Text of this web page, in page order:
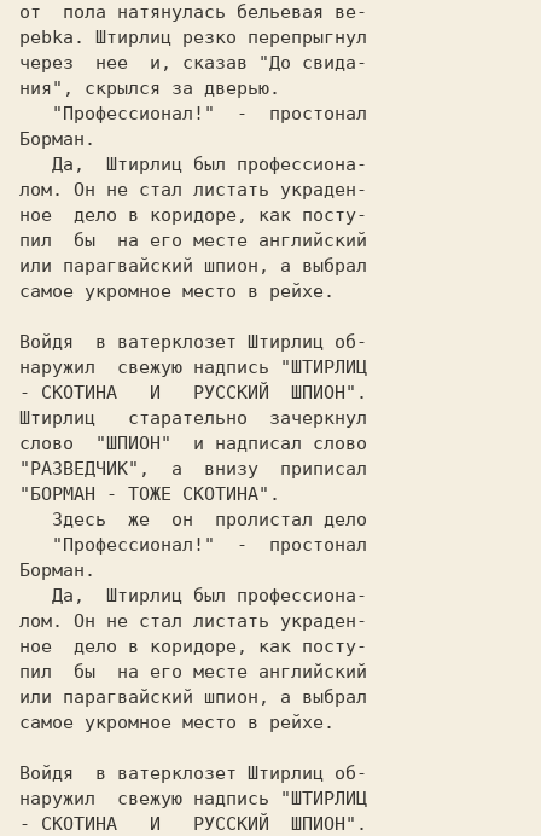
от  пола натянулась бельевaя ве-
pebka. Штирлиц резко перепрыгнул
через  нее  и, сказав "До свида-
лом. Он не стал листать украден-
ное  дело в коридоре, как посту-
пил  бы  на его месте английский
или парагвайский шпион, a выбрал
самое укромное место в рейхе.
Войдя  в ватерклозет Штирлиц об-
нapужил  свежую надпись "ШТИРЛИЦ
- СКОТИНА   И   РУССКИЙ  ШПИОН".
Штирлиц   старательно  зачеркнул
слово  "ШПИОН"  и надписал слово
"РАЗВЕДЧИК",  a  внизу  приписал
лом. Он не стал листать украден-
ное  дело в коридоре, как посту-
пил  бы  на его месте английский
или парагвайский шпион, a выбрал
самое укромное место в рейхе.
Войдя  в ватерклозет Штирлиц об-
нapужил  свежую надпись "ШТИРЛИЦ
- СКОТИНА   И   РУССКИЙ  ШПИОН".